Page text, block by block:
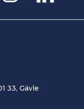
33, Gävle